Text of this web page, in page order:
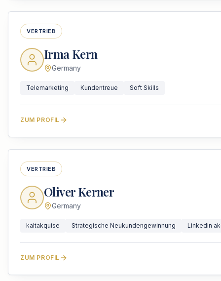
VERTRIEB
Irma Kern
Germany
Telemarketing Kundentreue Soft Skills
ZUM PROFIL
VERTRIEB
Oliver Kerner
Germany
kaltakquise Strategische Neukundengewinnung Linkedin
ZUM PROFIL